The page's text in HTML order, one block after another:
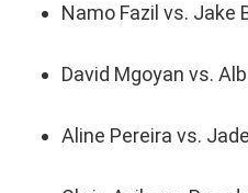
Namo Fazil vs. Jake
David Mgoyan vs.
Aline Pereira vs.